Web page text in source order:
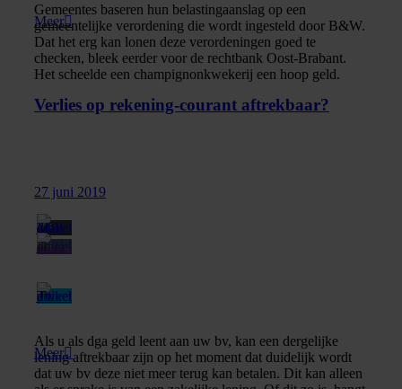
Gemeentes baseren hun belastingaanslag op een
gemeentelijke verordening die wordt ingesteld door B&W.
Dat het erg kan lonen deze verordeningen goed te
checken, bleek eerder voor de rechtbank Oost-Brabant.
Het scheelde een champignonkwekerij een hoop geld.
Meer
Verlies op rekening-courant aftrekbaar?
27 juni 2019
Als u als dga geld leent aan uw bv, kan een dergelijke
lening aftrekbaar zijn op het moment dat duidelijk wordt
dat uw bv deze niet meer terug kan betalen. Dit kan alleen
Meer